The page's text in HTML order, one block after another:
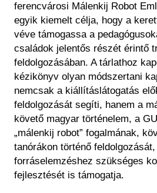
ferencvárosi Málenkij Robot
egyik kiemelt célja, hogy a
véve támogassa a
családok jelentős részét érintő
feldolgozásában. A tárlathoz
kézikönyv olyan módszertani
nemcsak a kiállításlátogatás
feldolgozását segíti, hanem a
követő magyar történelem, a
„málenkij robot” fogalmának,
tanórákon történő
forráselemzéshez szükséges
fejlesztését is támogatja.